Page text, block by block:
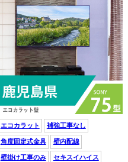
エコカラット 補強工事なし
角度固定式金具 壁内配線
壁掛け工事のみ セキスイハイス